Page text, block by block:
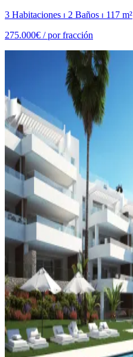
3 Habitaciones ⏐ 2 Baños ⏐ 117 m²
275.000€ /por fracción